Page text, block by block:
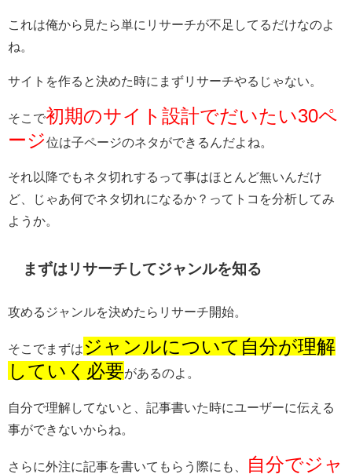
これは俺から見たら単にリサーチが不足してるだけなのよ
ね。
サイトを作ると決めた時にまずリサーチやるじゃない。
そこで初期のサイト設計でだいたい30ペ
ージ位は子ページのネタができるんだよね。
それ以降でもネタ切れするって事はほとんど無いんだけ
ど、じゃあ何でネタ切れになるか？ってトコを分析してみ
ようか。
まずはリサーチしてジャンルを知る
攻めるジャンルを決めたらリサーチ開始。
そこでまずはジャンルについて自分が理解
していく必要があるのよ。
自分で理解してないと、記事書いた時にユーザーに伝える
事ができないからね。
さらに外注に記事を書いてもらう際にも、
自分でジャ